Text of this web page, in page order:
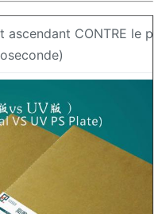
ascendant CONTRE le